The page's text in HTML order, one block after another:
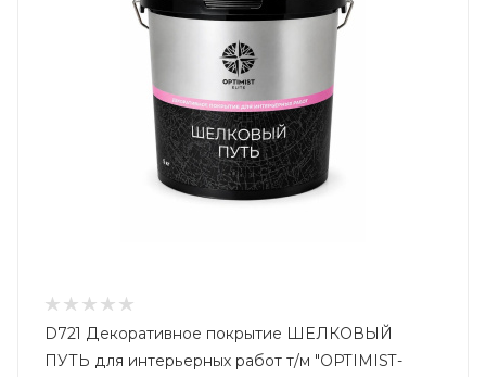
D721 Декоративное покрытие ШЕЛКОВЫЙ
ПУТЬ для интерьерных работ т/м "OPTIMIST-